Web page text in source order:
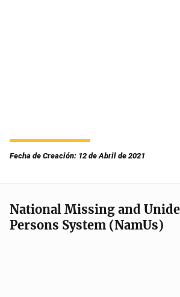
Fecha de Creación: 12 de Abril de 2021
National Missing and
Persons System (NamUs)